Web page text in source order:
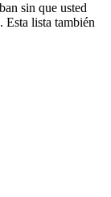
sin que usted
Esta lista también